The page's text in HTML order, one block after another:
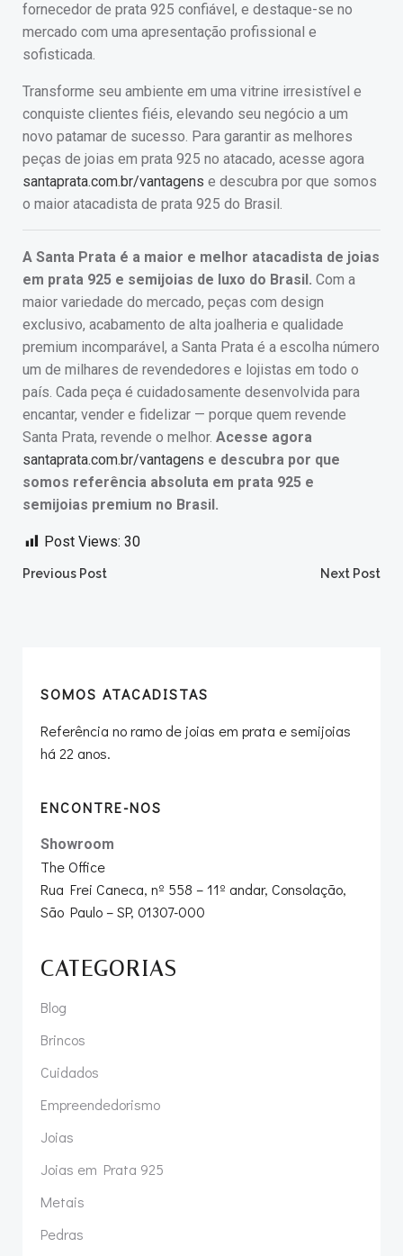
fornecedor de prata 925 confiável, e destaque-se no
mercado com uma apresentação profissional e
sofisticada.
Transforme seu ambiente em uma vitrine irresistível e
conquiste clientes fiéis, elevando seu negócio a um
novo patamar de sucesso. Para garantir as melhores
peças de joias em prata 925 no atacado, acesse agora
santaprata.com.br/vantagens e descubra por que somos
o maior atacadista de prata 925 do Brasil.
A Santa Prata é a maior e melhor atacadista de joias
em prata 925 e semijoias de luxo do Brasil. Com a
maior variedade do mercado, peças com design
exclusivo, acabamento de alta joalheria e qualidade
premium incomparável, a Santa Prata é a escolha número
um de milhares de revendedores e lojistas em todo o
país. Cada peça é cuidadosamente desenvolvida para
encantar, vender e fidelizar — porque quem revende
Santa Prata, revende o melhor. Acesse agora
santaprata.com.br/vantagens e descubra por que
somos referência absoluta em prata 925 e
semijoias premium no Brasil.
Post Views: 30
Post
Previous Post Next Post
SOMOS ATACADISTAS
Referência no ramo de joias em prata e semijoias
há 22 anos.
ENCONTRE-NOS
Showroom
The Office
Rua Frei Caneca, nº 558 – 11º andar, Consolação,
São Paulo – SP, 01307-000
CATEGORIAS
Blog
Brincos
Cuidados
Empreendedorismo
Joias
Joias em Prata 925
Metais
Pedras